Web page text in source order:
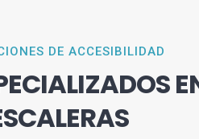
DE ACCESIBILIDAD